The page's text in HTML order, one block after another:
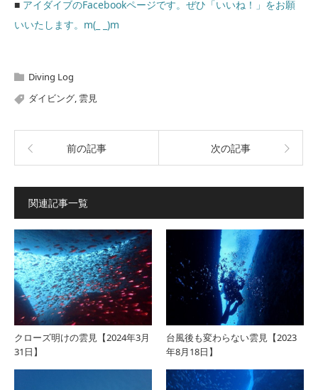
■ アイダイブのFacebookページです。ぜひ「いいね！」をお願
いいたします。m(_ _)m
Diving Log
ダイビング, 雲見
前の記事 次の記事
関連記事一覧
クローズ明けの雲見【2024年3月
31日】
台風後も変わらない雲見【2023
年8月18日】